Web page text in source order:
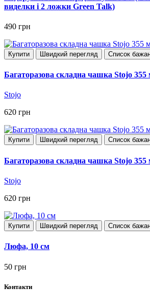
виделки і 2 ложки Green Talk)
490 грн
Купити Швидкий перегляд Список
Багаторазова складна чашка Stojo 355
Stojo
620 грн
Купити Швидкий перегляд Список
Багаторазова складна чашка Stojo 355
Stojo
620 грн
Купити Швидкий перегляд Список
Люфа, 10 см
50 грн
Контакти